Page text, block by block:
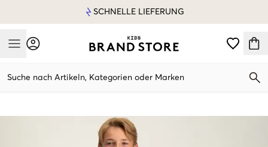
SCHNELLE LIEFERUNG
Mobile Menu
Suche nach Artikeln, Kategorien oder Marken